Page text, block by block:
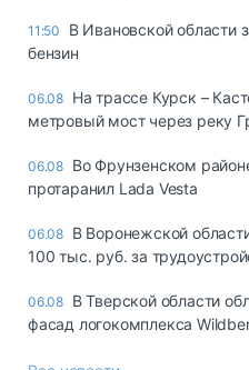
11:50
В Ивановской области
бензин
06.08 На трассе Курск –
метровый мост через реку
06.08 Во Фрунзенском
протаранил Lada Vesta
06.08 В Воронежской
100 тыс. руб. за
06.08 В Тверской области
фасад логокомплекса